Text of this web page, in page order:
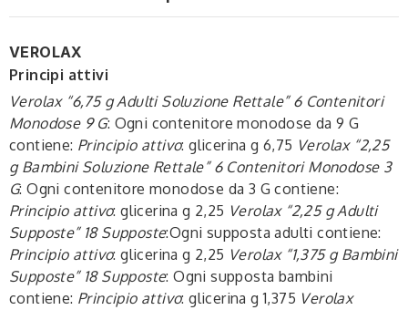
VEROLAX
Principi attivi
Verolax “6,75 g Adulti Soluzione Rettale” 6 Contenitori
Monodose 9 G: Ogni contenitore monodose da 9 G
contiene: Principio attivo: glicerina g 6,75 Verolax “2,25
g Bambini Soluzione Rettale” 6 Contenitori Monodose 3
G: Ogni contenitore monodose da 3 G contiene:
Principio attivo: glicerina g 2,25 Verolax “2,25 g Adulti
Supposte” 18 Supposte:Ogni supposta adulti contiene:
Principio attivo: glicerina g 2,25 Verolax “1,375 g Bambini
Supposte” 18 Supposte: Ogni supposta bambini
contiene: Principio attivo: glicerina g 1,375 Verolax